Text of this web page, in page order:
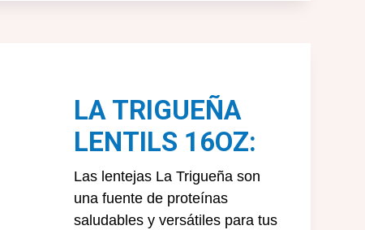
LA TRIGUEÑA
LENTILS 16OZ:
Las lentejas La Trigueña son
una fuente de proteínas
saludables y versátiles para tus